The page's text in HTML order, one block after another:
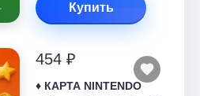
Купить
454 ₽
♦️ КАРТА NINTENDO